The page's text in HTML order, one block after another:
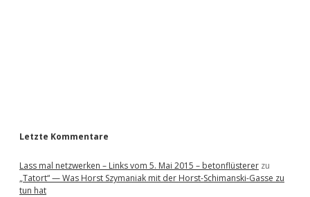
Letzte Kommentare
Lass mal netzwerken – Links vom 5. Mai 2015 – betonflüsterer zu
„Tatort“ — Was Horst Szymaniak mit der Horst-Schimanski-Gasse zu
tun hat